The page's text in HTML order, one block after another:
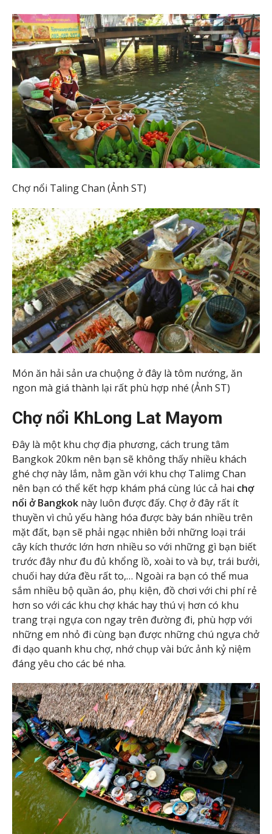
Chợ nổi Taling Chan (Ảnh ST)
Món ăn hải sản ưa chuộng ở đây là tôm nướng, ăn
ngon mà giá thành lại rất phù hợp nhé (Ảnh ST)
Chợ nổi KhLong Lat Mayom
Đây là một khu chợ địa phương, cách trung tâm
Bangkok 20km nên bạn sẽ không thấy nhiều khách
ghé chợ này lắm, nằm gần với khu chợ Talimg Chan
nên bạn có thể kết hợp khám phá cùng lúc cả hai chợ
nổi ở Bangkok này luôn được đấy. Chợ ở đây rất ít
thuyền vì chủ yếu hàng hóa được bày bán nhiều trên
mặt đất, bạn sẽ phải ngạc nhiên bởi những loại trái
cây kích thước lớn hơn nhiều so với những gì bạn biết
trước đây như đu đủ khổng lồ, xoài to và bự, trái bưởi,
chuối hay dứa đều rất to,… Ngoài ra bạn có thể mua
sắm nhiều bộ quần áo, phụ kiện, đồ chơi với chi phí rẻ
hơn so với các khu chợ khác hay thú vị hơn có khu
trang trại ngựa con ngay trên đường đi, phù hợp với
những em nhỏ đi cùng bạn được những chú ngựa chở
đi dạo quanh khu chợ, nhớ chụp vài bức ảnh kỷ niệm
đáng yêu cho các bé nha.